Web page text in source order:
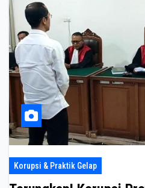
Korupsi & Praktik Gelap